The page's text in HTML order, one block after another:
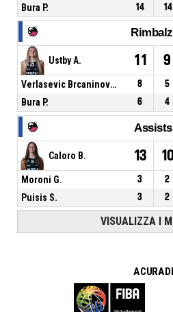
Bura P.
14 14
Ustby A. 11 9
Verlasevic Brcaninovic M. 8 5
Bura P.
6 4
Assists
Caloro B. 13
Moroni G. 3 2
Puisis S.
3 2
VISUALIZZA I
A CURA DI